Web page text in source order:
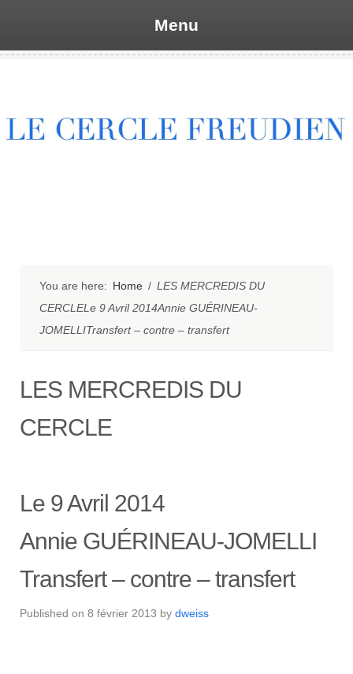
Menu
You are here: Home / LES MERCREDIS DU
CERCLELe 9 Avril 2014Annie GUÉRINEAU-
JOMELLITransfert – contre – transfert
LES MERCREDIS DU
CERCLE
Le 9 Avril 2014
Annie GUÉRINEAU-JOMELLI
Transfert – contre – transfert
Published on 8 février 2013 by dweiss